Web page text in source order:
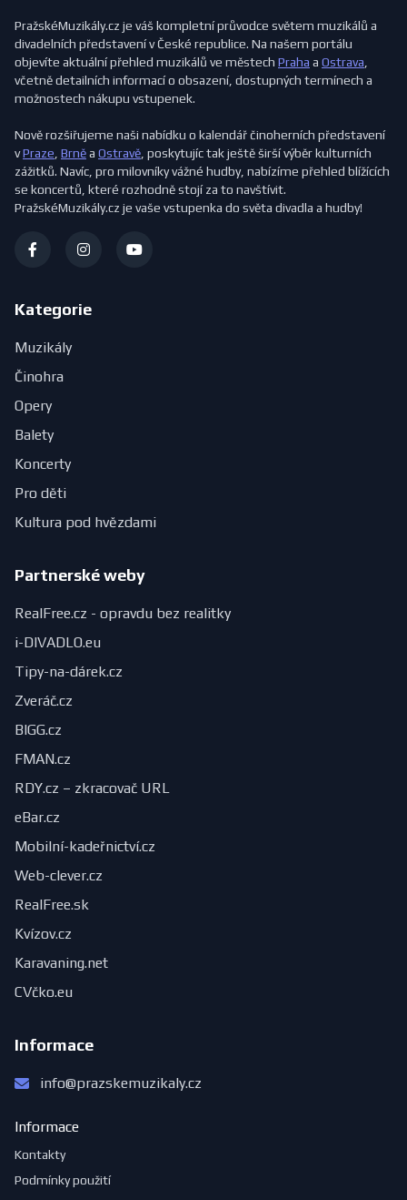
PražskéMuzikály.cz je váš kompletní průvodce světem muzikálů a
divadelních představení v České republice. Na našem portálu
objevíte aktuální přehled muzikálů ve městech Praha a Ostrava,
včetně detailních informací o obsazení, dostupných termínech a
možnostech nákupu vstupenek.
Nově rozšiřujeme naši nabídku o kalendář činoherních představení
vPraze, Brněa Ostravě, poskytujíc tak ještě širší výběr kulturních
zážitků. Navíc, pro milovníky vážné hudby, nabízíme přehled blížících
se koncertů, které rozhodně stojí za to navštívit.
PražskéMuzikály.cz je vaše vstupenka do světa divadla a hudby!
Kategorie
Muzikály
Činohra
Opery
Balety
Koncerty
Pro děti
Kultura pod hvězdami
Partnerské weby
RealFree.cz - opravdu bez realitky
i-DIVADLO.eu
Tipy-na-dárek.cz
Zveráč.cz
BIGG.cz
FMAN.cz
RDY.cz – zkracovač URL
eBar.cz
Mobilní-kadeřnictví.cz
Web-clever.cz
RealFree.sk
Kvízov.cz
Karavaning.net
CVčko.eu
Informace
info@prazskemuzikaly.cz
Informace
Kontakty
Podmínky použití